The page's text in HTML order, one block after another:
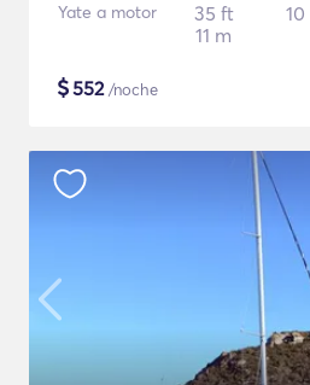
Yate a motor
35 ft
11 m
10
$552/noche